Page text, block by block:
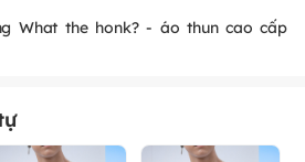
What the honk? - áo thun cao cấp